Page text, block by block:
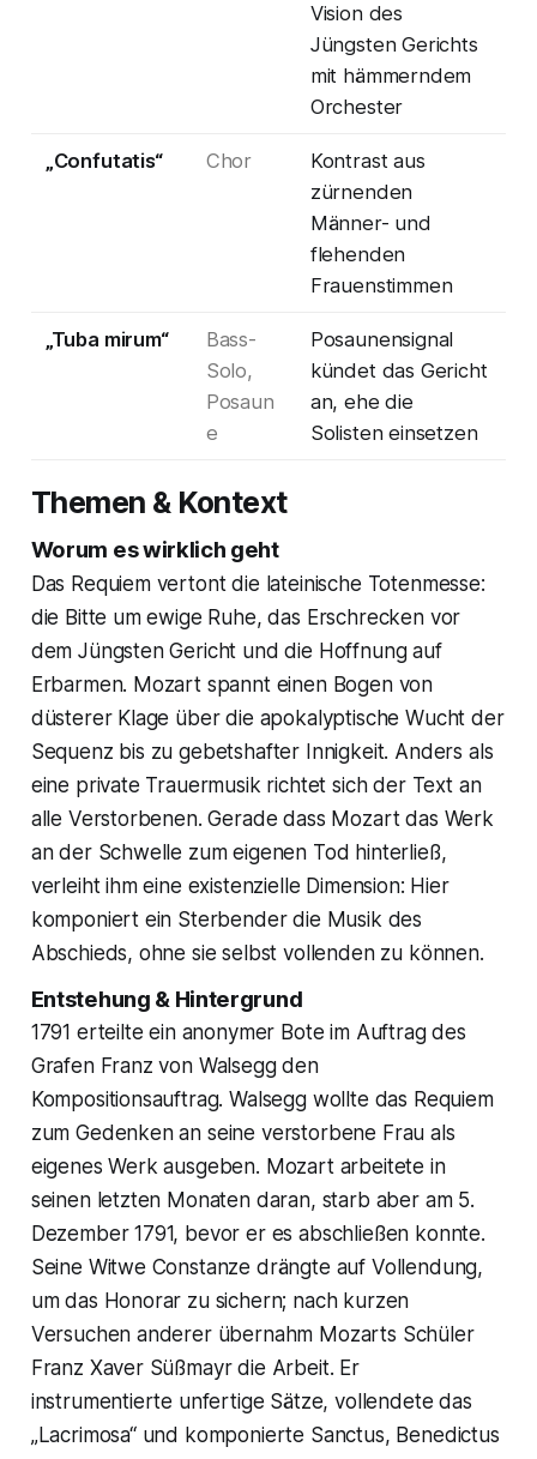
Vision des
Jüngsten Gerichts
mit hämmerndem
Orchester
„Confutatis“ Chor
Kontrast aus
zürnenden
Männer- und
flehenden
Frauenstimmen
„Tuba mirum“
Bass-
Solo,
Posaun
e
Posaunensignal
kündet das Gericht
an, ehe die
Solisten einsetzen
Themen & Kontext
Worum es wirklich geht
Das Requiem vertont die lateinische Totenmesse:
die Bitte um ewige Ruhe, das Erschrecken vor
dem Jüngsten Gericht und die Hoffnung auf
Erbarmen. Mozart spannt einen Bogen von
düsterer Klage über die apokalyptische Wucht der
Sequenz bis zu gebetshafter Innigkeit. Anders als
eine private Trauermusik richtet sich der Text an
alle Verstorbenen. Gerade dass Mozart das Werk
an der Schwelle zum eigenen Tod hinterließ,
verleiht ihm eine existenzielle Dimension: Hier
komponiert ein Sterbender die Musik des
Abschieds, ohne sie selbst vollenden zu können.
Entstehung & Hintergrund
1791 erteilte ein anonymer Bote im Auftrag des
Grafen Franz von Walsegg den
Kompositionsauftrag. Walsegg wollte das Requiem
zum Gedenken an seine verstorbene Frau als
eigenes Werk ausgeben. Mozart arbeitete in
seinen letzten Monaten daran, starb aber am 5.
Dezember 1791, bevor er es abschließen konnte.
Seine Witwe Constanze drängte auf Vollendung,
um das Honorar zu sichern; nach kurzen
Versuchen anderer übernahm Mozarts Schüler
Franz Xaver Süßmayr die Arbeit. Er
instrumentierte unfertige Sätze, vollendete das
„Lacrimosa“ und komponierte Sanctus, Benedictus